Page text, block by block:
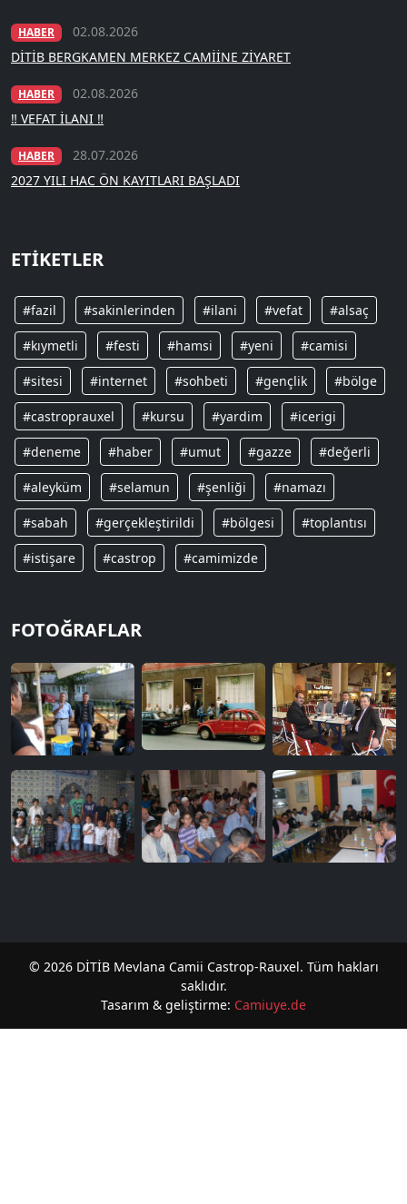
HABER
02.08.2026
DİTİB BERGKAMEN MERKEZ CAMİİNE ZİYARET
HABER
02.08.2026
‼️ VEFAT İLANI ‼️
HABER
28.07.2026
2027 YILI HAC ÖN KAYITLARI BAŞLADI
ETIKETLER
#fazil #sakinlerinden #ilani #vefat #alsaç
#kıymetli #festi #hamsi #yeni #camisi
#sitesi #internet #sohbeti #gençlik #bölge
#castroprauxel #kursu #yardim #icerigi
#deneme #haber #umut #gazze #değerli
#aleyküm #selamun #şenliği #namazı
#sabah #gerçekleştirildi #bölgesi #toplantısı
#istişare #castrop #camimizde
FOTOĞRAFLAR
© 2026 DİTİB Mevlana Camii Castrop-Rauxel. Tüm hakları
saklıdır.
Tasarım & geliştirme: Camiuye.de